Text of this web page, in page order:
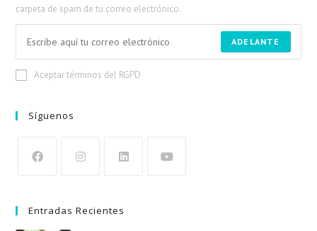
carpeta de spam de tu correo electrónico.
ADELANTE
Aceptar términos del RGPD
Síguenos
Entradas Recientes